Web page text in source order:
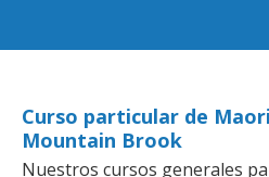
Curso particular de
Mountain Brook
Nuestros cursos generales